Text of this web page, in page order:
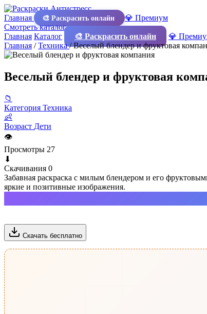
Главная 🎨 Раскрасить онлайн
💎 Премиум
Смотреть каталог
Главная Каталог 🎨 Раскрасить онлайн
💎
Главная /Техника/Веселый блендер и фруктовая
Веселый блендер и фруктовая
📁
Категория Техника
👶
Возраст Дети
👁
Просмотры 27
⬇
Скачивания 0
Забавная раскраска с милым блендером и его
яркие и позитивные изображения.
Скачать бесплатно